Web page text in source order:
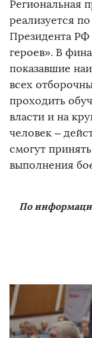
Региональная
реализуется
Президента
героев». В
показавшие
всех
проходить
власти и на
человек –
смогут
выполнения
По